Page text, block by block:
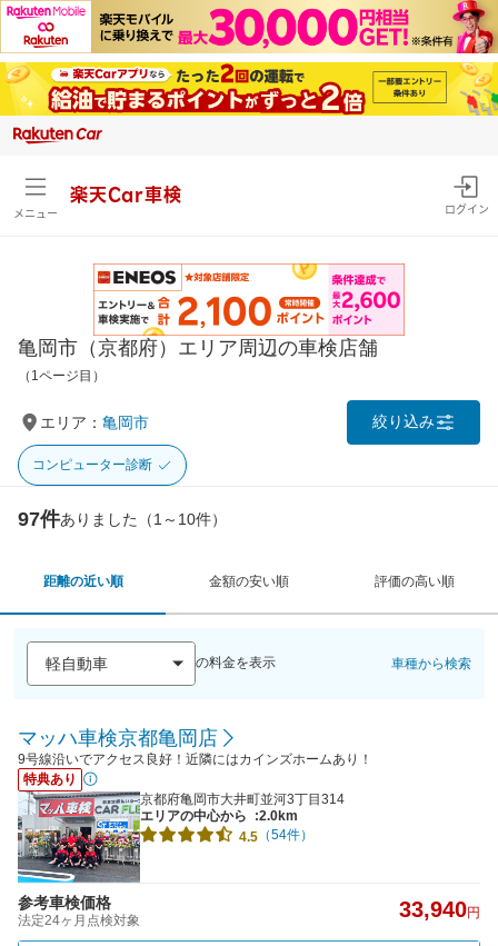
メニュー
楽天Car車検
ログイン
亀岡市（京都府）エリア周辺の車検店舗
（1ページ目）
エリア： 亀岡市 絞り込み
コンピューター診断
97件ありました（1～10件）
距離の近い順 金額の安い順 評価の高い順
の料金を表示 車種から検索
マッハ車検京都亀岡店
9号線沿いでアクセス良好！近隣にはカインズホームあり！
特典あり
京都府亀岡市大井町並河3丁目314
エリアの中心から
:2.0km
4.5 （54件）
参考車検価格
法定24ヶ月点検対象 33,940円